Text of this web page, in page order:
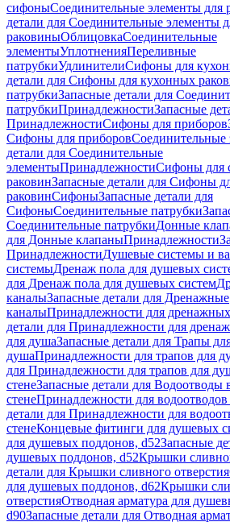
сифоныСоединительные элементы для
детали для Соединительные элементы
раковиныОблицовкаСоединительные
элементыУплотненияПереливные
патрубкиУдлинителиСифоны для
детали для Сифоны для кухонных
патрубкиЗапасные детали для
патрубкиПринадлежностиЗапасные
ПринадлежностиСифоны для приборов
Сифоны для приборовСоединительные
детали для Соединительные
элементыПринадлежностиСифоны для
раковинЗапасные детали для Сифоны
раковинСифоныЗапасные детали для
СифоныСоединительные патрубки
Соединительные патрубкиДонные
для Донные клапаныПринадлежности
ПринадлежностиДушевые системы и
системыДренаж пола для душевых
для Дренаж пола для душевых систем
каналыЗапасные детали для Дренажные
каналыПринадлежности для
детали для Принадлежности для
для душаЗапасные детали для Трапы
душаПринадлежности для трапов для
для Принадлежности для трапов для
стенеЗапасные детали для Водоотводы
стенеПринадлежности для водоотводов
детали для Принадлежности для
стенеКонцевые фитинги для душевых
для душевых поддонов, d52Запасные
душевых поддонов, d52Крышки
детали для Крышки сливного отверстия
для душевых поддонов, d62Крышки
отверстияОтводная арматура для
d90Запасные детали для Отводная